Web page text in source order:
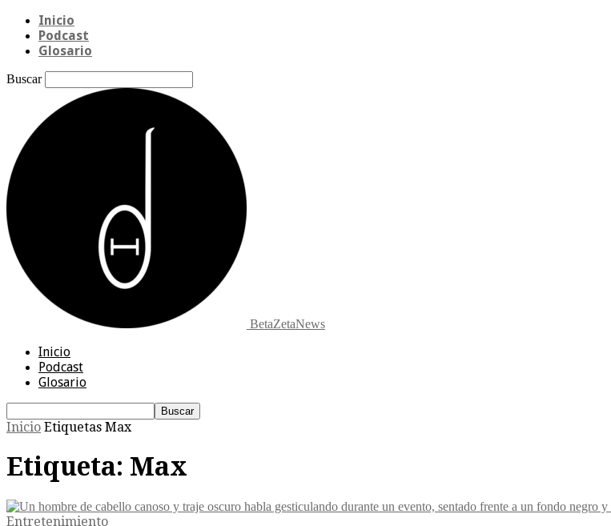
Inicio
Podcast
Glosario
Buscar
BetaZetaNews
Inicio
Podcast
Glosario
Inicio Etiquetas Max
Etiqueta: Max
Entretenimiento